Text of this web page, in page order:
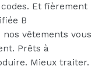
Et fièrement
B
vêtements vous
Prêts à
Mieux traiter.